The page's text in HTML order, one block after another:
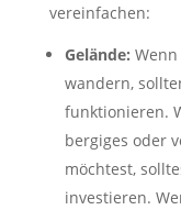
vereinfachen:
Gelände:
wandern,
funktionieren.
bergiges oder
möchtest,
investieren.